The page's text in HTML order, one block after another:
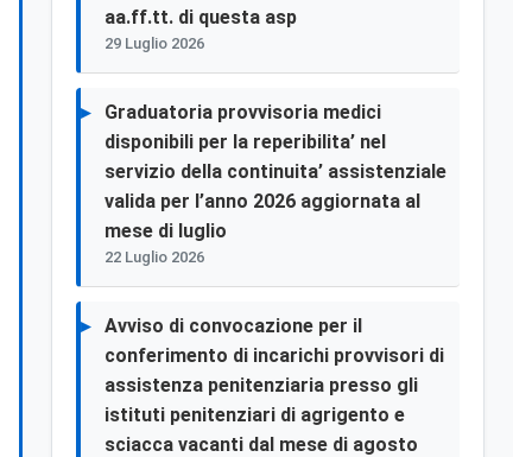
aa.ff.tt. di questa asp
29 Luglio 2026
Graduatoria provvisoria medici
disponibili per la reperibilita’ nel
servizio della continuita’ assistenziale
valida per l’anno 2026 aggiornata al
mese di luglio
22 Luglio 2026
Avviso di convocazione per il
conferimento di incarichi provvisori di
assistenza penitenziaria presso gli
istituti penitenziari di agrigento e
sciacca vacanti dal mese di agosto